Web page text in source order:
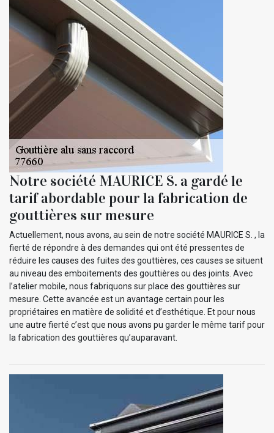
Notre société MAURICE S. a gardé le
tarif abordable pour la fabrication de
gouttières sur mesure
Actuellement, nous avons, au sein de notre société MAURICE S. , la
fierté de répondre à des demandes qui ont été pressentes de
réduire les causes des fuites des gouttières, ces causes se situent
au niveau des emboitements des gouttières ou des joints. Avec
l’atelier mobile, nous fabriquons sur place des gouttières sur
mesure. Cette avancée est un avantage certain pour les
propriétaires en matière de solidité et d’esthétique. Et pour nous
une autre fierté c’est que nous avons pu garder le même tarif pour
la fabrication des gouttières qu’auparavant.